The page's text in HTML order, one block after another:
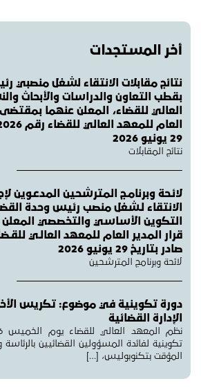
أخر المستجدات
نتائج مقابلات الانتقاء لشغل منصبي
بقطب التعاون والدراسات والأبحاث
العالي للقضاء، المعلن عنهما بمقتضى
29 يونيو 2026
نتائج المقابلات
لائـحة وبرنامـج المترشحين المدعـوين
الانتقاء لـشغل منصب رئيس وحدة
التكوين الأساسي والتخصصي
صادر بتاريخ 29 يونيو 2026
لائحة وبرنامج المترشحين
دورة تكوينية في موضوع: تكريس
الإدارة القضائية
تكوينية لفائدة المسؤولين القضائيين بالرئاسة
المؤقت بتكنوبوليس، […]